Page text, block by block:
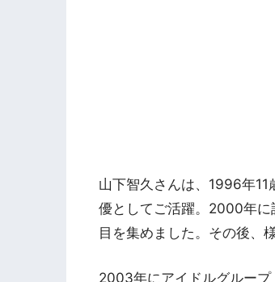
山下智久さんは、1996年
優としてご活躍。2000年に
目を集めました。その後、
2003年にアイドルグループ